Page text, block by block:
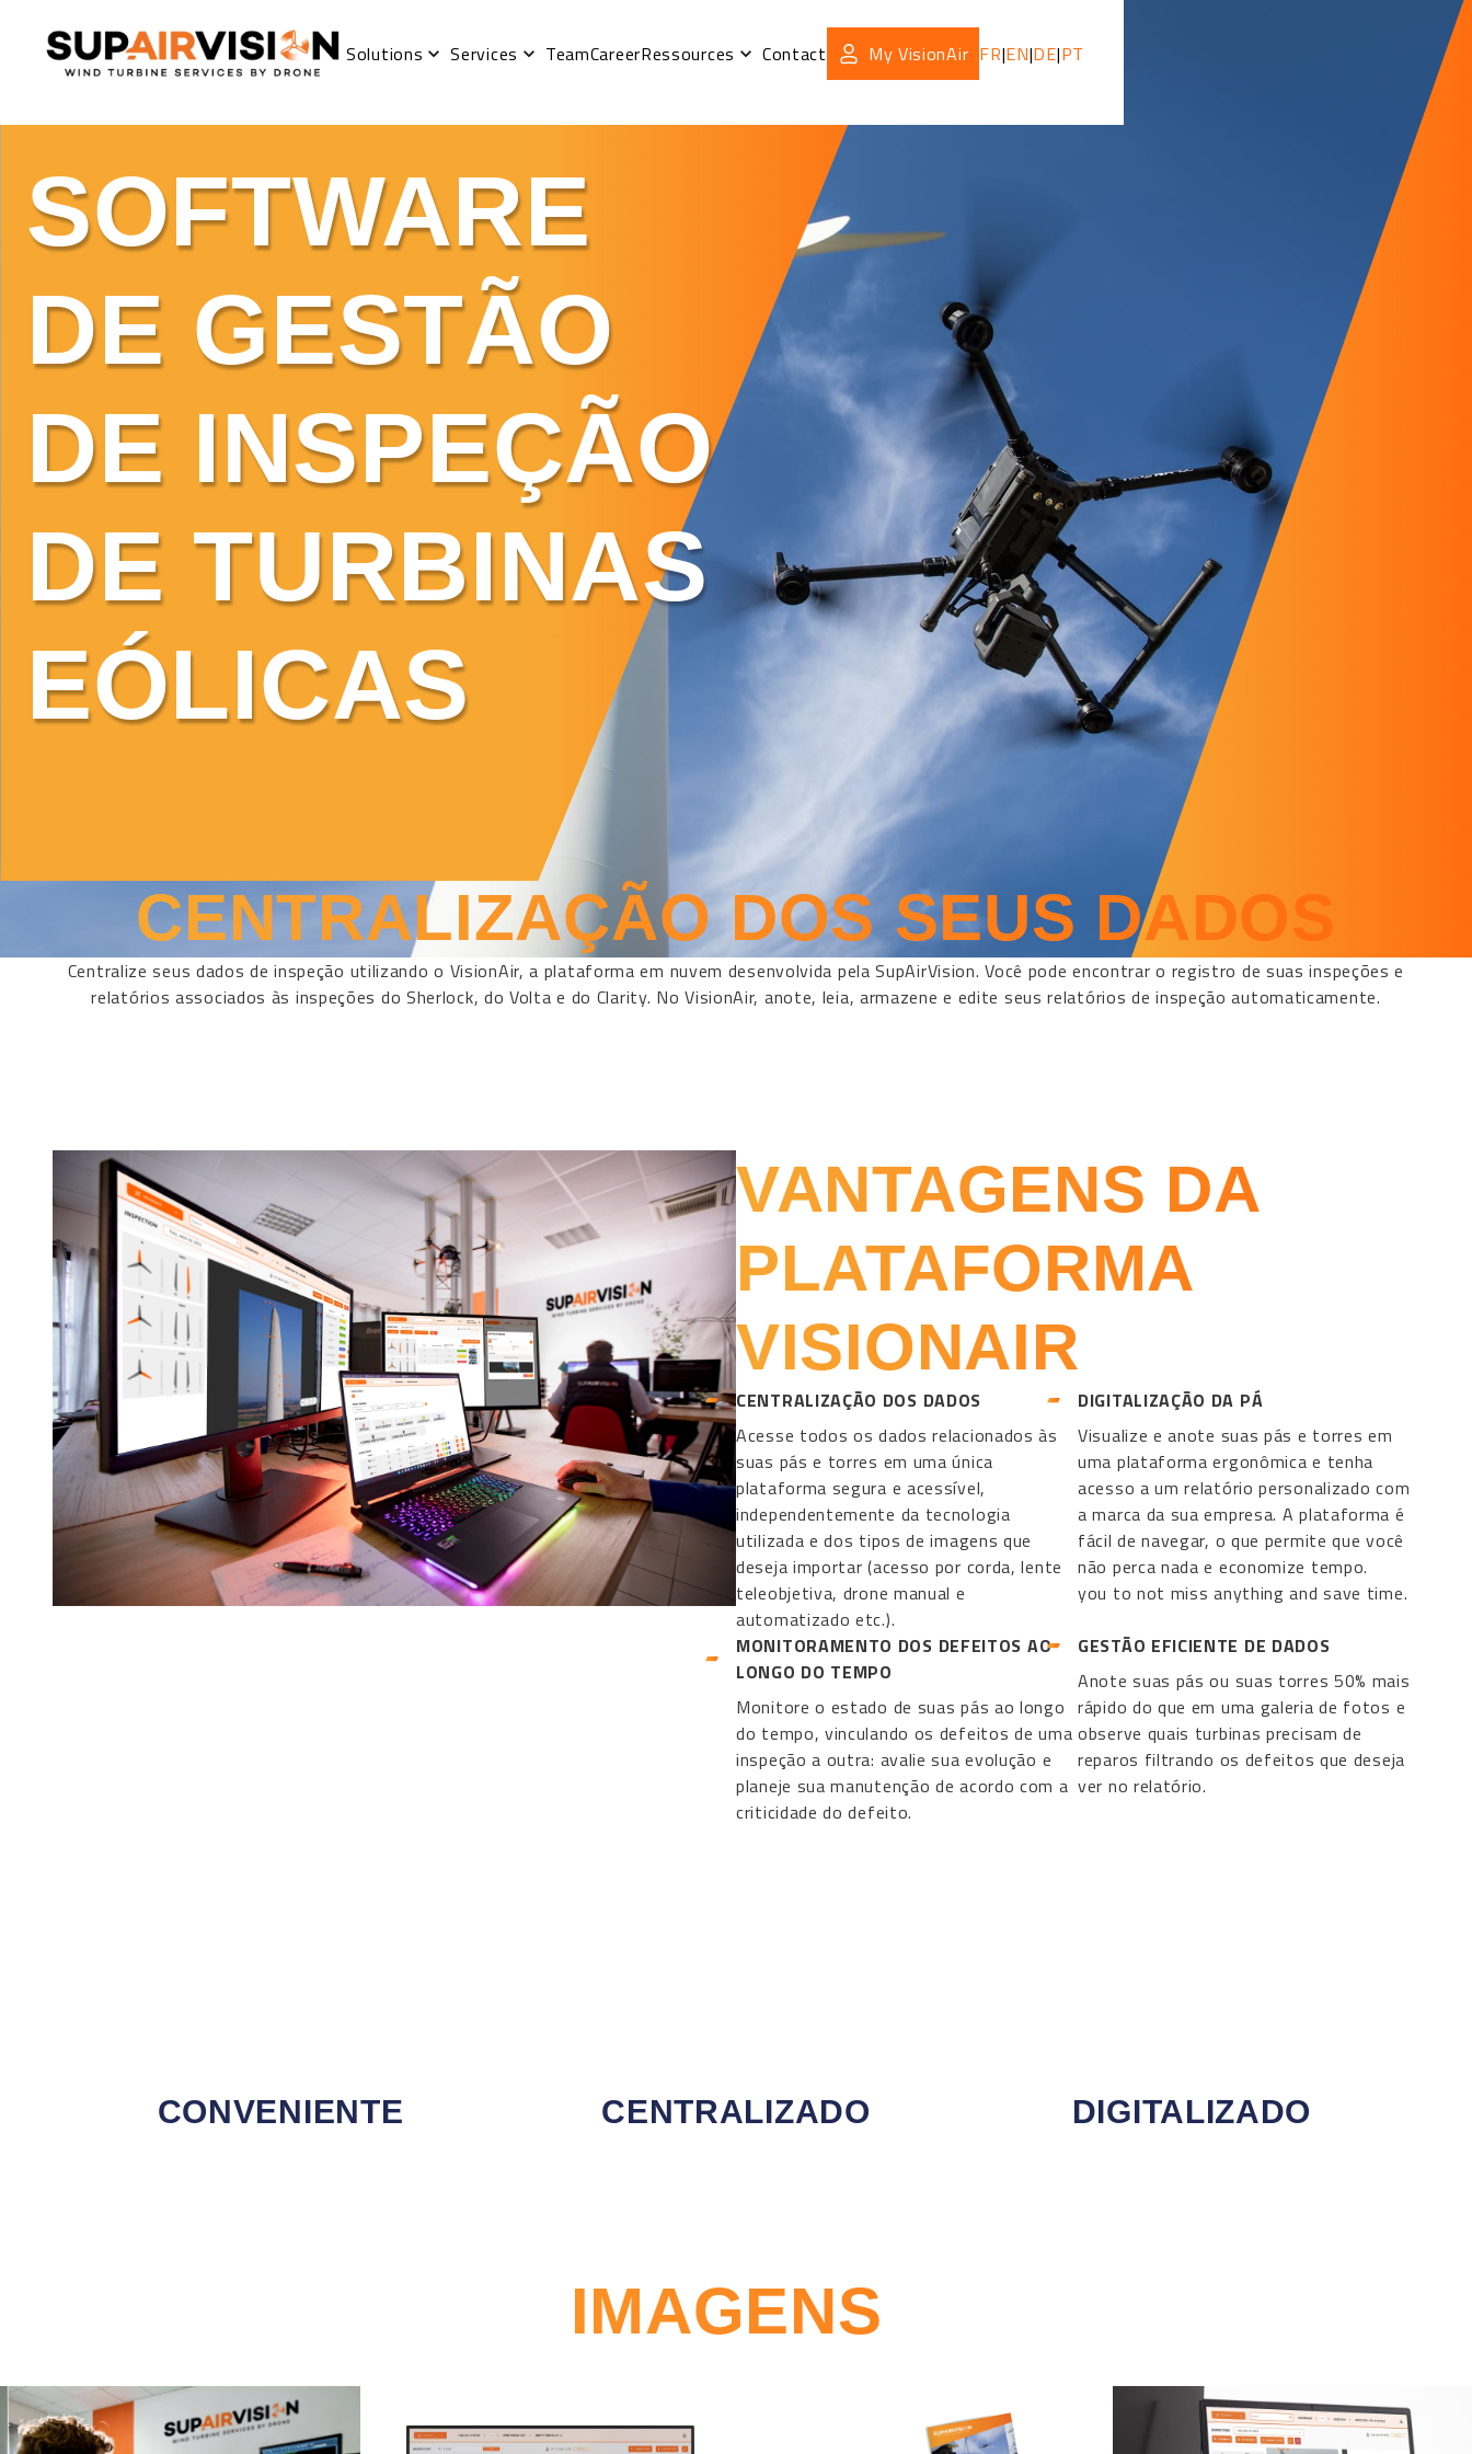
Solutions Services TeamCareerRessources Contact My VisionAir FR|EN|DE|PT
SOFTWARE
DE GESTÃO
DE INSPEÇÃO
DE TURBINAS
EÓLICAS
CENTRALIZAÇÃO DOS SEUS DADOS
Centralize seus dados de inspeção utilizando o VisionAir, a plataforma em nuvem desenvolvida pela SupAirVision. Você pode encontrar o registro de suas inspeções e
relatórios associados às inspeções do Sherlock, do Volta e do Clarity. No VisionAir, anote, leia, armazene e edite seus relatórios de inspeção automaticamente.
VANTAGENS DA
PLATAFORMA
VISIONAIR
CENTRALIZAÇÃO DOS DADOS
Acesse todos os dados relacionados às
suas pás e torres em uma única
plataforma segura e acessível,
independentemente da tecnologia
utilizada e dos tipos de imagens que
deseja importar (acesso por corda, lente
teleobjetiva, drone manual e
automatizado etc.).
DIGITALIZAÇÃO DA PÁ
Visualize e anote suas pás e torres em
uma plataforma ergonômica e tenha
acesso a um relatório personalizado com
a marca da sua empresa. A plataforma é
fácil de navegar, o que permite que você
não perca nada e economize tempo.
you to not miss anything and save time.
MONITORAMENTO DOS DEFEITOS AO
LONGO DO TEMPO
Monitore o estado de suas pás ao longo
do tempo, vinculando os defeitos de uma
inspeção a outra: avalie sua evolução e
planeje sua manutenção de acordo com a
criticidade do defeito.
GESTÃO EFICIENTE DE DADOS
Anote suas pás ou suas torres 50% mais
rápido do que em uma galeria de fotos e
observe quais turbinas precisam de
reparos filtrando os defeitos que deseja
ver no relatório.
CONVENIENTE CENTRALIZADO DIGITALIZADO
IMAGENS